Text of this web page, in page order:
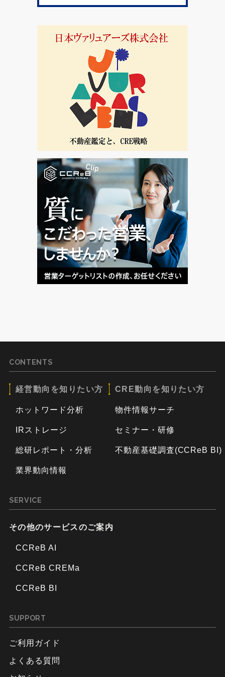
CONTENTS
経営動向を知りたい方
ホットワード分析
IRストレージ
総研レポート・分析
業界動向情報
CRE動向を知りたい方
物件情報サーチ
セミナー・研修
不動産基礎調査(CCReB BI)
SERVICE
その他のサービスのご案内
CCReB AI
CCReB CREMa
CCReB BI
SUPPORT
ご利用ガイド
よくある質問